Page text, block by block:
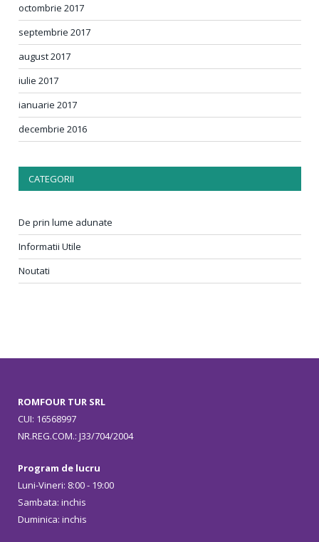
octombrie 2017
septembrie 2017
august 2017
iulie 2017
ianuarie 2017
decembrie 2016
CATEGORII
De prin lume adunate
Informatii Utile
Noutati
ROMFOUR TUR SRL
CUI: 16568997
NR.REG.COM.: J33/704/2004
Program de lucru
Luni-Vineri: 8:00 - 19:00
Sambata: inchis
Duminica: inchis